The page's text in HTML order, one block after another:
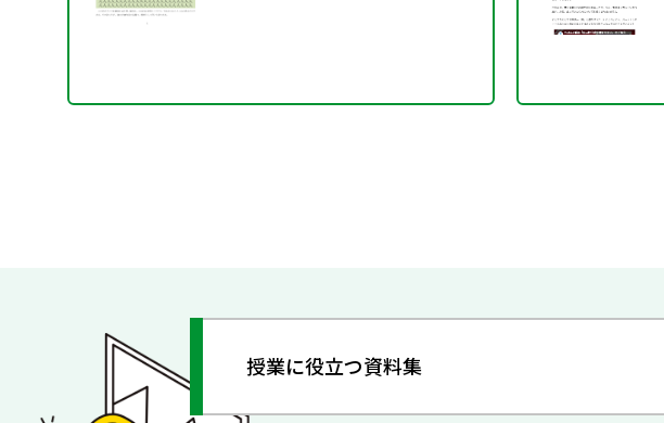
授業に役立つ資料集